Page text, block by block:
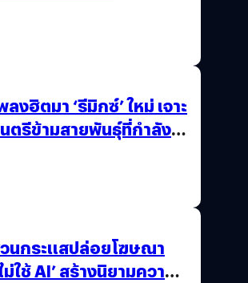
ลงฮิตมา ‘รีมิกซ์’ ใหม่ เจาะ
ตรีข้ามสายพันธุ์ที่กำลัง
นกระแสปล่อยโฆษณา
ใช้ AI’ สร้างนิยามความ